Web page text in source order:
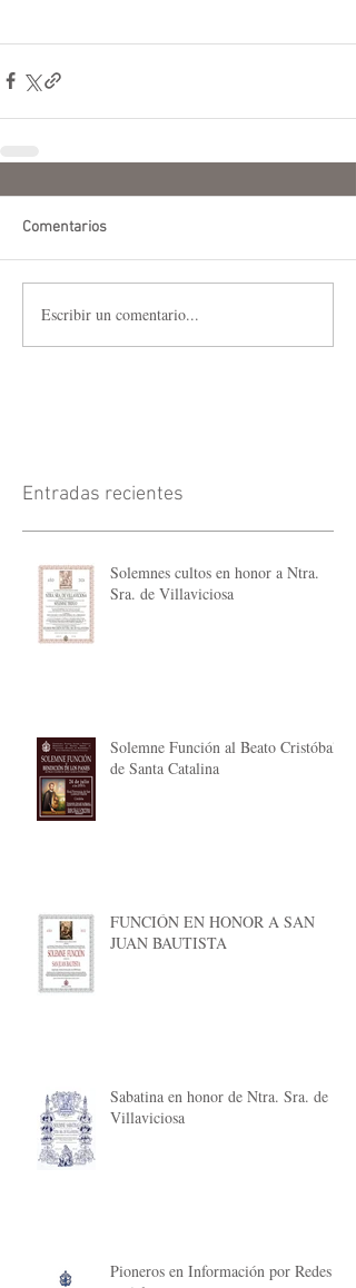
Comentarios
Escribir un comentario...
Entradas recientes
Solemnes cultos en honor a Ntra.
Sra. de Villaviciosa
Solemne Función al Beato Cristóbal
de Santa Catalina
FUNCIÓN EN HONOR A SAN
JUAN BAUTISTA
Sabatina en honor de Ntra. Sra. de
Villaviciosa
Pioneros en Información por Redes